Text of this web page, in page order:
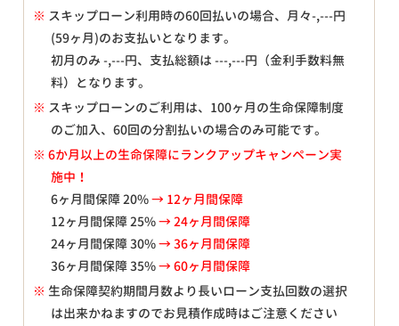
※ スキップローン利用時の60回払いの場合、月々-,---円
(59ヶ月)のお支払いとなります。
初月のみ-,---円、支払総額は---,---円（金利手数料無
料）となります。
※ スキップローンのご利用は、100ヶ月の生命保障制度
のご加入、60回の分割払いの場合のみ可能です。
※ 6か月以上の生命保障にランクアップキャンペーン実
施中！
6ヶ月間保障 20%→ 12ヶ月間保障
12ヶ月間保障 25%→ 24ヶ月間保障
24ヶ月間保障 30%→ 36ヶ月間保障
36ヶ月間保障 35%→ 60ヶ月間保障
※ 生命保障契約期間月数より長いローン支払回数の選択
は出来かねますのでお見積作成時はご注意ください